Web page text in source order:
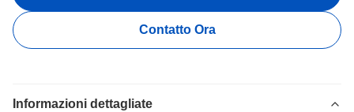
Contatto Ora
Informazioni dettagliate